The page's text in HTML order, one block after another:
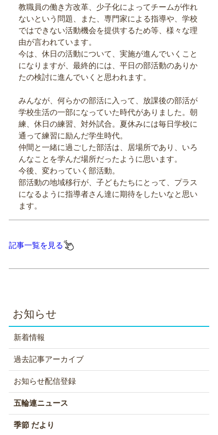
教職員の働き方改革、少子化によってチームが作れ
ないという問題、また、専門家による指導や、学校
ではできない活動機会を提供するため等、様々な理
由が言われています。
今は、休日の活動について、実施が進んでいくこと
になりますが、最終的には、平日の部活動のありか
たの検討に進んでいくと思われます。
みんなが、何らかの部活に入って、放課後の部活が
学校生活の一部になっていた時代がありました。朝
練、休日の練習、対外試合。夏休みには毎日学校に
通って練習に励んだ学生時代。
仲間と一緒に過ごした部活は、居場所であり、いろ
んなことを学んだ場所だったように思います。
今後、変わっていく部活動。
部活動の地域移行が、子どもたちにとって、プラス
になるように指導者さん達に期待をしたいなと思い
ます。
記事一覧を見る
お知らせ
新着情報
過去記事アーカイブ
お知らせ配信登録
五輪連ニュース
季節 だより